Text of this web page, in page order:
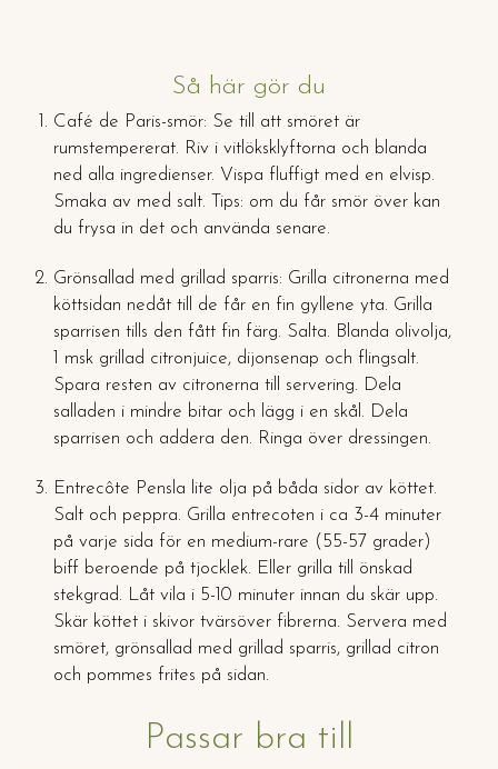
Så här gör du
Café de Paris-smör: Se till att smöret är
rumstempererat. Riv i vitlöksklyftorna och blanda
ned alla ingredienser. Vispa fluffigt med en elvisp.
Smaka av med salt. Tips: om du får smör över kan
du frysa in det och använda senare.
Grönsallad med grillad sparris: Grilla citronerna med
köttsidan nedåt till de får en fin gyllene yta. Grilla
sparrisen tills den fått fin färg. Salta. Blanda olivolja,
1 msk grillad citronjuice, dijonsenap och flingsalt.
Spara resten av citronerna till servering. Dela
salladen i mindre bitar och lägg i en skål. Dela
sparrisen och addera den. Ringa över dressingen.
Entrecôte Pensla lite olja på båda sidor av köttet.
Salt och peppra. Grilla entrecoten i ca 3-4 minuter
på varje sida för en medium-rare (55-57 grader)
biff beroende på tjocklek. Eller grilla till önskad
stekgrad. Låt vila i 5-10 minuter innan du skär upp.
Skär köttet i skivor tvärsöver fibrerna. Servera med
smöret, grönsallad med grillad sparris, grillad citron
och pommes frites på sidan.
Passar bra till